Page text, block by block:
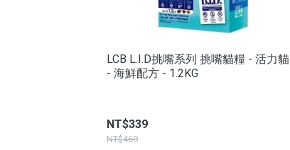
LCB L.I.D挑嘴系列 挑嘴貓糧 - 活力貓
- 海鮮配方 - 1.2KG
NT$339
NT$469